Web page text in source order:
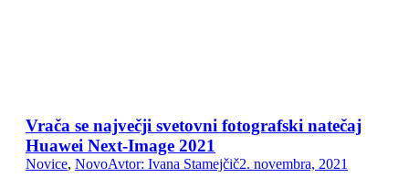
Vrača se največji svetovni fotografski natečaj
Huawei Next-Image 2021
Novice, NovoAvtor: Ivana Stamejčič2. novembra, 2021